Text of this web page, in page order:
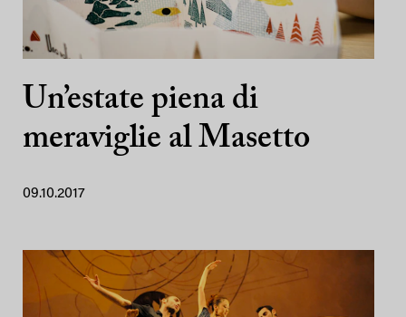
Un’estate piena di
meraviglie al Masetto
09.10.2017